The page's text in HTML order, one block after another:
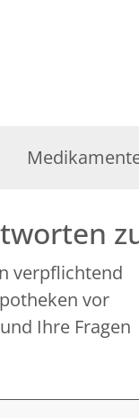
verpflichtend
vor
Ihre Fragen